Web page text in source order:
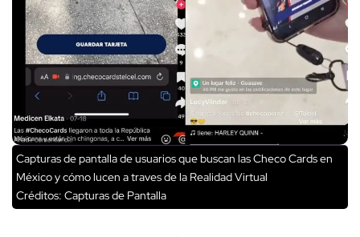
Capturas de pantalla de usuarios que buscan las Checo Cards en
México y cómo lucen a traves de la Realidad Virtual
Créditos: Capturas de Pantalla